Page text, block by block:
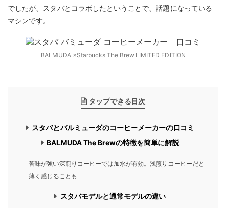
でしたが、スタバとコラボしたということで、話題になっている
マシンです。
BALMUDA ×Starbucks The Brew LIMITED EDITION
タップできる目次
スタバとバルミューダのコーヒーメーカーの口コミ
BALMUDA The Brewの特徴を簡単に解説
苦味が強い深煎りコーヒーでは加水が有効。浅煎りコーヒーだと
薄く感じることも
スタバモデルと通常モデルの違い